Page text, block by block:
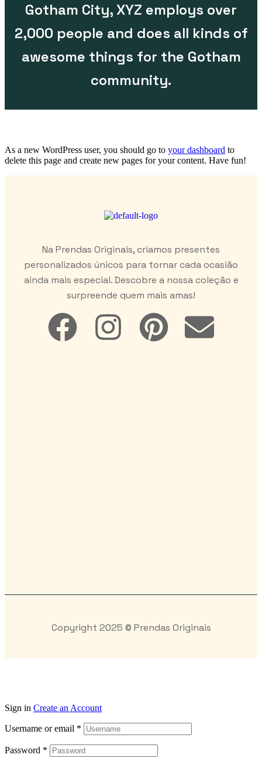
Gotham City, XYZ employs over
2,000 people and does all kinds of
awesome things for the Gotham
community.
As a new WordPress user, you should go to your dashboard to
delete this page and create new pages for your content. Have fun!
Na Prendas Originais, criamos presentes
personalizados únicos para tornar cada ocasião
ainda mais especial. Descobre a nossa coleção e
surpreende quem mais amas!
Copyright 2025 © Prendas Originais
Sign in Create an Account
Username or email *
Password *